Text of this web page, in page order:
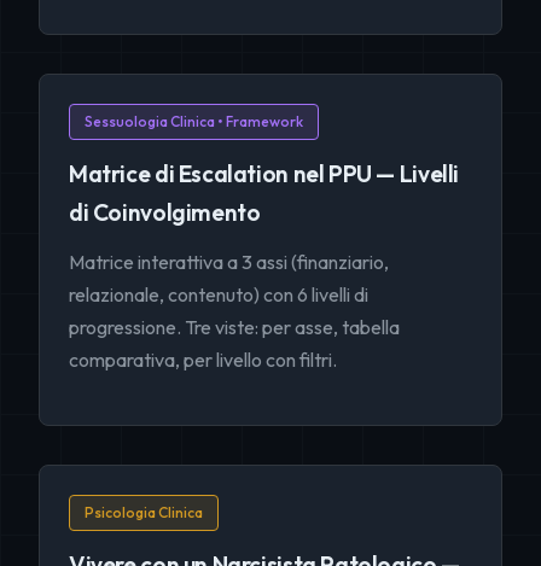
Sessuologia Clinica • Framework
Matrice di Escalation nel PPU — Livelli
di Coinvolgimento
Matrice interattiva a 3 assi (finanziario,
relazionale, contenuto) con 6 livelli di
progressione. Tre viste: per asse, tabella
comparativa, per livello con filtri.
Psicologia Clinica